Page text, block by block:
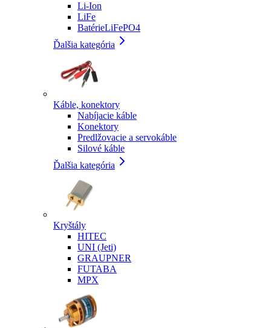
Li-Ion
LiFe
BatérieLiFePO4
Ďalšia kategória
Káble, konektory
Nabíjacie káble
Konektory
Predlžovacie a servokáble
Silové káble
Ďalšia kategória
Kryštály
HITEC
UNI (Jeti)
GRAUPNER
FUTABA
MPX